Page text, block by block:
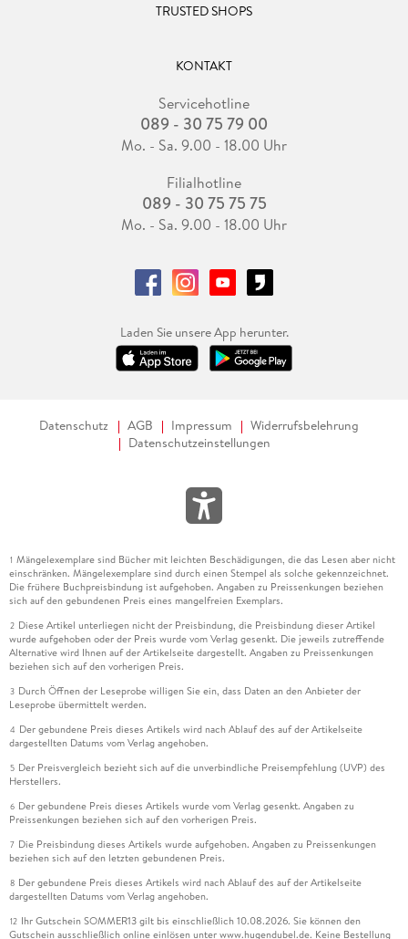
TRUSTED SHOPS
KONTAKT
Servicehotline
089 - 30 75 79 00
Mo. - Sa. 9.00 - 18.00 Uhr
Filialhotline
089 - 30 75 75 75
Mo. - Sa. 9.00 - 18.00 Uhr
Laden Sie unsere App herunter.
Datenschutz AGB Impressum
Widerrufsbelehrung
Datenschutzeinstellungen
1 Mängelexemplare sind Bücher mit leichten Beschädigungen, die das Lesen aber nicht
einschränken. Mängelexemplare sind durch einen Stempel als solche gekennzeichnet.
Die frühere Buchpreisbindung ist aufgehoben. Angaben zu Preissenkungen beziehen
sich auf den gebundenen Preis eines mangelfreien Exemplars.
2 Diese Artikel unterliegen nicht der Preisbindung, die Preisbindung dieser Artikel
wurde aufgehoben oder der Preis wurde vom Verlag gesenkt. Die jeweils zutreffende
Alternative wird Ihnen auf der Artikelseite dargestellt. Angaben zu Preissenkungen
beziehen sich auf den vorherigen Preis.
3 Durch Öffnen der Leseprobe willigen Sie ein, dass Daten an den Anbieter der
Leseprobe übermittelt werden.
4 Der gebundene Preis dieses Artikels wird nach Ablauf des auf der Artikelseite
dargestellten Datums vom Verlag angehoben.
5 Der Preisvergleich bezieht sich auf die unverbindliche Preisempfehlung (UVP) des
Herstellers.
6 Der gebundene Preis dieses Artikels wurde vom Verlag gesenkt. Angaben zu
Preissenkungen beziehen sich auf den vorherigen Preis.
7 Die Preisbindung dieses Artikels wurde aufgehoben. Angaben zu Preissenkungen
beziehen sich auf den letzten gebundenen Preis.
8 Der gebundene Preis dieses Artikels wird nach Ablauf des auf der Artikelseite
dargestellten Datums vom Verlag angehoben.
12 Ihr Gutschein SOMMER13 gilt bis einschließlich 10.08.2026. Sie können den
Gutschein ausschließlich online einlösen unter www.hugendubel.de. Keine Bestellung